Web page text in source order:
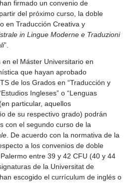
firmado un convenio de
del próximo curso, la doble
en Traducción Creativa y
in Lingue Moderne e Traduzioni
”.
el Máster Universitario en
que hayan aprobado
de los Grados en “Traducción y
Ingleses” o “Lenguas
particular, aquellos
de su respectivo grado) podrán
con el segundo curso de la
. De acuerdo con la normativa de la
a los convenios de doble
entre 39 y 42 CFU (40 y 44
de la Universitat de
escogido el currículum de inglés o